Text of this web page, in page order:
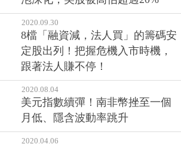
2020.09.30
8檔「融資減，法人買」的籌碼安
定股出列！把握危機入市時機，
跟著法人賺不停！
2020.08.04
美元指數續彈！南非幣挫至一個
月低、隱含波動率跳升
2020.04.06